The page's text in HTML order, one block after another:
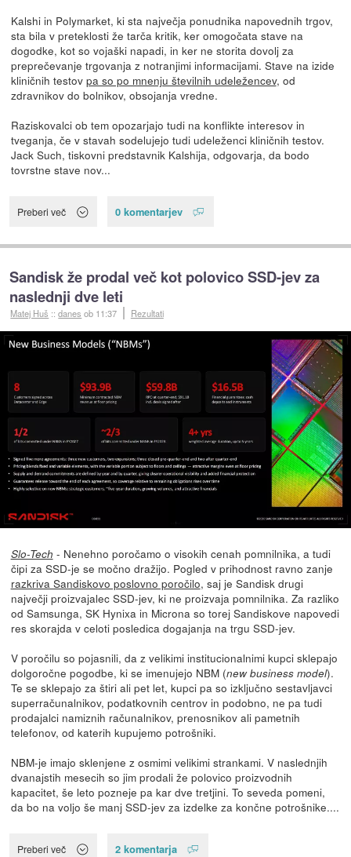
Kalshi in Polymarket, ki sta največja ponudnika napovednih trgov,
sta bila v preteklosti že tarča kritik, ker omogočata stave na
dogodke, kot so vojaški napadi, in ker ne storita dovolj za
preprečevanje trgovanja z notranjimi informacijami. Stave na izide
kliničnih testov pa so po mnenju številnih udeležencev, od
zdravnikov do bolnikov, obsojanja vredne.
Raziskovalci ob tem opozarjajo tudi na konflikte interesov in
tveganja, če v stavah sodelujejo tudi udeleženci kliničnih testov.
Jack Such, tiskovni predstavnik Kalshija, odgovarja, da bodo
tovrstne stave nov...
Preberi več 0 komentarjev
Sandisk že prodal več kot polovico SSD-jev za
naslednji dve leti
Matej Huš ::danes ob 11:37 Rezultati
Slo-Tech - Nenehno poročamo o visokih cenah pomnilnika, a tudi
čipi za SSD-je se močno dražijo. Pogled v prihodnost ravno zanje
razkriva Sandiskovo poslovno poročilo, saj je Sandisk drugi
največji proizvajalec SSD-jev, ki ne proizvaja pomnilnika. Za razliko
od Samsunga, SK Hynixa in Microna so torej Sandiskove napovedi
res skorajda v celoti posledica dogajanja na trgu SSD-jev.
V poročilu so pojasnili, da z velikimi institucionalnimi kupci sklepajo
dolgoročne pogodbe, ki se imenujejo NBM (new business model).
Te se sklepajo za štiri ali pet let, kupci pa so izključno sestavljavci
superračunalnikov, podatkovnih centrov in podobno, ne pa tudi
prodajalci namiznih računalnikov, prenosnikov ali pametnih
telefonov, od katerih kupujemo potrošniki.
NBM-je imajo sklenjene z osmimi velikimi strankami. V naslednjih
dvanajstih mesecih so jim prodali že polovico proizvodnih
kapacitet, še leto pozneje pa kar dve tretjini. To seveda pomeni,
da bo na voljo še manj SSD-jev za izdelke za končne potrošnike....
Preberi več 2 komentarja